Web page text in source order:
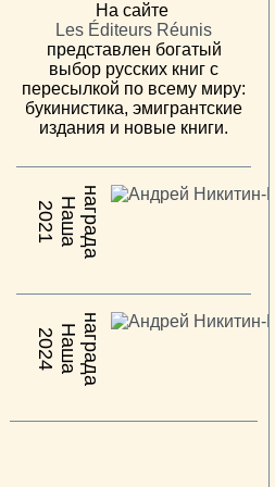
На сайте
Les Éditeurs Réunis
представлен богатый
выбор русских книг с
пересылкой по всему миру:
букинистика, эмигрантские
издания и новые книги.
2021 Н
а
ш
ан
а
г
р
а
да
2024 Н
а
ш
ан
а
г
р
а
да